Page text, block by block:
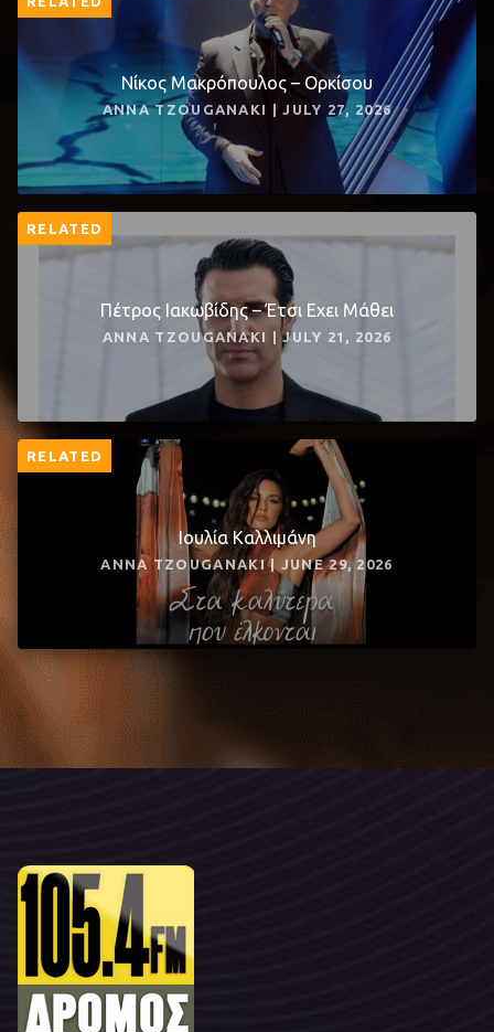
Νίκος Μακρόπουλος – Ορκίσου
ANNA TZOUGANAKI | JULY 27, 2026
RELATED
Πέτρος Ιακωβίδης – Έτσι Εχει Μάθει
ANNA TZOUGANAKI | JULY 21, 2026
RELATED
Ιουλία Καλλιμάνη
ANNA TZOUGANAKI | JUNE 29, 2026